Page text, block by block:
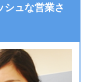
シュな営業さ